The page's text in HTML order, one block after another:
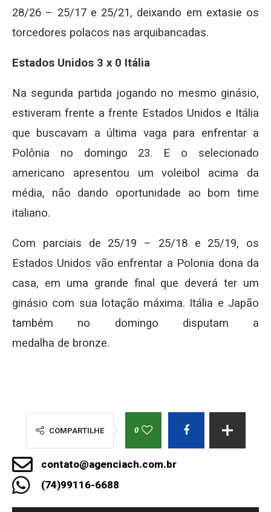
28/26 – 25/17 e 25/21, deixando em extasie os
torcedores polacos nas arquibancadas.
Estados Unidos 3 x 0 Itália
Na segunda partida jogando no mesmo ginásio,
estiveram frente a frente Estados Unidos e Itália
que buscavam a última vaga para enfrentar a
Polônia no domingo 23. E o selecionado
americano apresentou um voleibol acima da
média, não dando oportunidade ao bom time
italiano.
Com parciais de 25/19 – 25/18 e 25/19, os
Estados Unidos vão enfrentar a Polonia dona da
casa, em uma grande final que deverá ter um
ginásio com sua lotação máxima. Itália e Japão
também no domingo disputam a
medalha de bronze.
COMPARTILHE 0
contato@agenciach.com.br
(74)99116-6688